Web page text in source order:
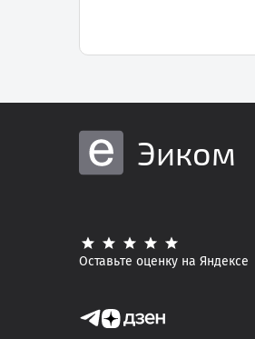
Эиком
Оставьте оценку на Яндексе